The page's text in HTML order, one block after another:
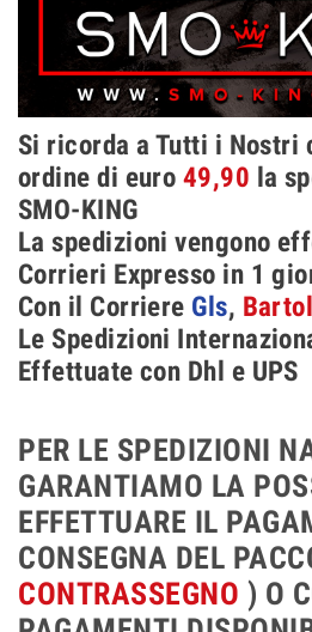
Si ricorda a Tutti i Nostri
ordine di euro 49,90 la
SMO-KING
La spedizioni vengono
Corrieri Expresso in 1
Con il Corriere Gls,
Le Spedizioni
Effettuate con Dhl e UPS
PER LE SPEDIZIONI
GARANTIAMO LA
EFFETTUARE IL
CONSEGNA DEL
CONTRASSEGNO ) O